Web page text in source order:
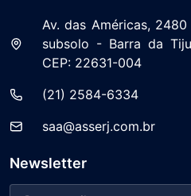
Av. das Américas,
subsolo - Barra da
CEP: 22631-004
(21) 2584-6334
saa@asserj.com.br
Newsletter